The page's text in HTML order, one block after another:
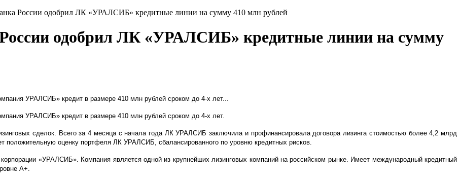
России одобрил ЛК «УРАЛСИБ» кредитные линии на сумму 410 млн рублей
одобрил ЛК «УРАЛСИБ» кредитные линии на сумму
УРАЛСИБ» кредит в размере 410 млн рублей сроком до 4-х лет...
УРАЛСИБ» кредит в размере 410 млн рублей сроком до 4-х лет.
сделок. Всего за 4 месяца с начала года ЛК УРАЛСИБ заключила и профинансировала договора лизинга стоимостью более 4,2 млрд
положительную оценку портфеля ЛК УРАЛСИБ, сбалансированного по уровню кредитных рисков.
«УРАЛСИБ». Компания является одной из крупнейших лизинговых компаний на российском рынке. Имеет международный кредитный
А+.